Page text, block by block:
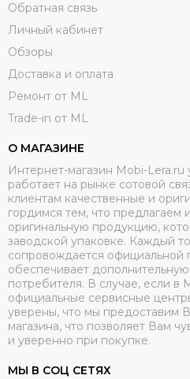
Обратная связь
Личный кабинет
Обзоры
Доставка и оплата
Ремонт от ML
Trade-in от ML
О МАГАЗИНЕ
Интернет-магазин Mobi-
работает на рынке сотовой
клиентам качественные и
гордимся тем, что предлагаем
оригинальную продукцию,
заводской упаковке. Каждый
сопровождается официальной
обеспечивает
потребителя. В случае, если в
официальные сервисные
уверены, что мы предоставим
магазина, что позволяет Вам
и уверенно при покупке.
МЫ В СОЦ СЕТЯХ